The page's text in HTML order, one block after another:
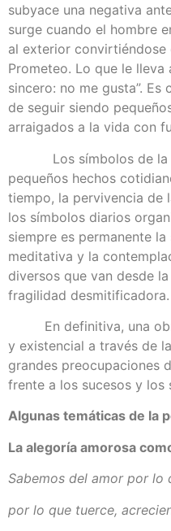
subyace una negativa
surge cuando el hombre
al exterior convirtiéndose
Prometeo. Lo que le
sincero: no me gusta”.
de seguir siendo
arraigados a la vida con
Los símbolos de la
pequeños hechos
tiempo, la pervivencia de
los símbolos diarios
siempre es permanente
meditativa y la
diversos que van desde
fragilidad desmitificadora.
En definitiva, una
y existencial a través de
grandes preocupaciones
frente a los sucesos y los
Algunas temáticas de la
La alegoría amorosa
Sabemos del amor por lo
por lo que tuerce,